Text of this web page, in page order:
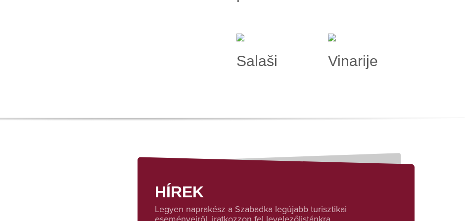
Salaši Vinarije
HÍREK
Legyen naprakész a Szabadka legújabb turisztikai